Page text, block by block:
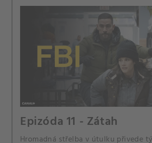
Epizóda 11 - Zátah
Hromadná střelba v útulku přivede